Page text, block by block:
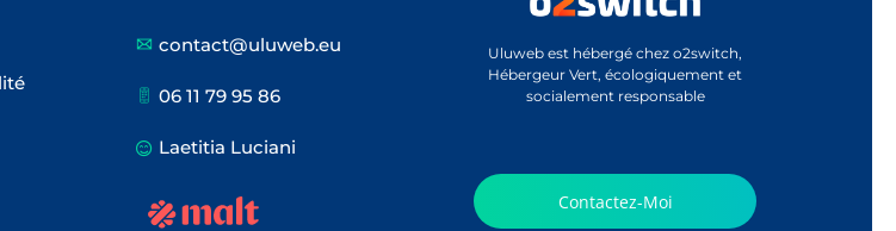
contact@uluweb.eu
06 11 79 95 86
Laetitia Luciani
Uluweb est hébergé chez o2switch,
Hébergeur Vert, écologiquement et
socialement responsable
Contactez-Moi